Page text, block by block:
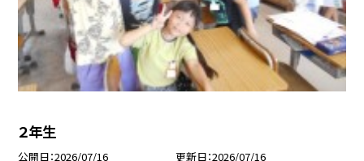
２年生
公開日 2026/07/16 更新日 2026/07/16